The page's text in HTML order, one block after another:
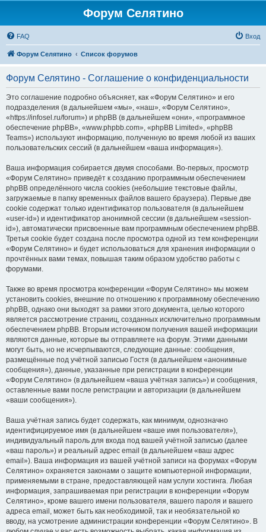
Форум Селятино
FAQ Вход
Форум Селятино Список форумов
Форум Селятино - Соглашение о конфиденциальности
Это соглашение подробно объясняет, как «Форум Селятино» и его
подразделения (в дальнейшем «мы», «наш», «Форум Селятино»,
«https://infosel.ru/forum») и phpBB (в дальнейшем «они», «программное
обеспечение phpBB», «www.phpbb.com», «phpBB Limited», «phpBB
Teams») используют информацию, полученную во время любой из ваших
пользовательских сессий (в дальнейшем «ваша информация»).
Ваша информация собирается двумя способами. Во-первых, просмотр
«Форум Селятино» приведёт к созданию программным обеспечением
phpBB определённого числа cookies (небольшие текстовые файлы,
загружаемые в папку временных файлов вашего браузера). Первые две
cookie содержат только идентификатор пользователя (в дальнейшем
«user-id») и идентификатор анонимной сессии (в дальнейшем «session-
id»), автоматически присвоенные вам программным обеспечением phpBB.
Третья cookie будет создана после просмотра одной из тем конференции
«Форум Селятино» и будет использоваться для хранения информации о
прочтённых вами темах, повышая таким образом удобство работы с
форумами.
Также во время просмотра конференции «Форум Селятино» мы можем
установить cookies, внешние по отношению к программному обеспечению
phpBB, однако они выходят за рамки этого документа, целью которого
является рассмотрение страниц, созданных исключительно программным
обеспечением phpBB. Вторым источником получения вашей информации
являются данные, которые вы отправляете на форум. Этими данными
могут быть, но не исчерпываются, следующие данные: сообщения,
размещённые под учётной записью Гостя (в дальнейшем «анонимные
сообщения»), данные, указанные при регистрации в конференции
«Форум Селятино» (в дальнейшем «ваша учётная запись») и сообщения,
оставленные вами после регистрации и авторизации (в дальнейшем
«ваши сообщения»).
Ваша учётная запись будет содержать, как минимум, однозначно
идентифицируемое имя (в дальнейшем «ваше имя пользователя»),
индивидуальный пароль для входа под вашей учётной записью (далее
«ваш пароль») и реальный адрес email (в дальнейшем «ваш адрес
email»). Ваша информация из вашей учётной записи на форумах «Форум
Селятино» охраняется законами о защите компьютерной информации,
применяемыми в стране, предоставляющей нам услуги хостинга. Любая
информация, запрашиваемая при регистрации в конференции «Форум
Селятино», кроме вашего имени пользователя, вашего пароля и вашего
адреса email, может быть как необходимой, так и необязательной ко
вводу, на усмотрение администрации конференции «Форум Селятино». В